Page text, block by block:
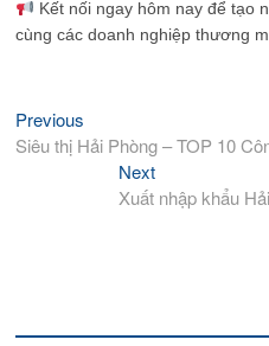
Kết nối ngay hôm nay để tạo
cùng các doanh nghiệp thương
Điều
hướng
Previous
post:
Siêu thị Hải Phòng – TOP 10
NextNext
post:
Xuất nhập khẩu